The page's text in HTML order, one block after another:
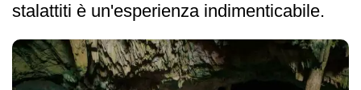
stalattiti è un'esperienza indimenticabile.